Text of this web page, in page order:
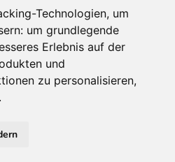
Technologien, um
um grundlegende
Erlebnis auf der
und
zu personalisieren,
.
Neuigkeiten und
Themen rund um die